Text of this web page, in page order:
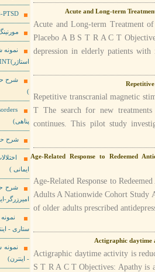
Acute and Long-term
Acute and Long-term Treatment
Placebo A B S T R A C T
depression in elderly patients with
Repetitive transcranial magnetic
T The search for new
continues. This pilot study
Age-Related Response to Redeemed
Age-Related Response to
Adults A Nationwide Cohort Study
of older adults prescribed
Actigraphic daytime
Actigraphic daytime activity is
S T R A C T Objectives: Apathy is
PTSD-نیلوفر فخرالدین
استاژر)POWER POINT
شرح
)
پناهی)
شرح
ایمانی )
شرح
امیرزرگر-
ستاری -
نمونه
- اینترن)